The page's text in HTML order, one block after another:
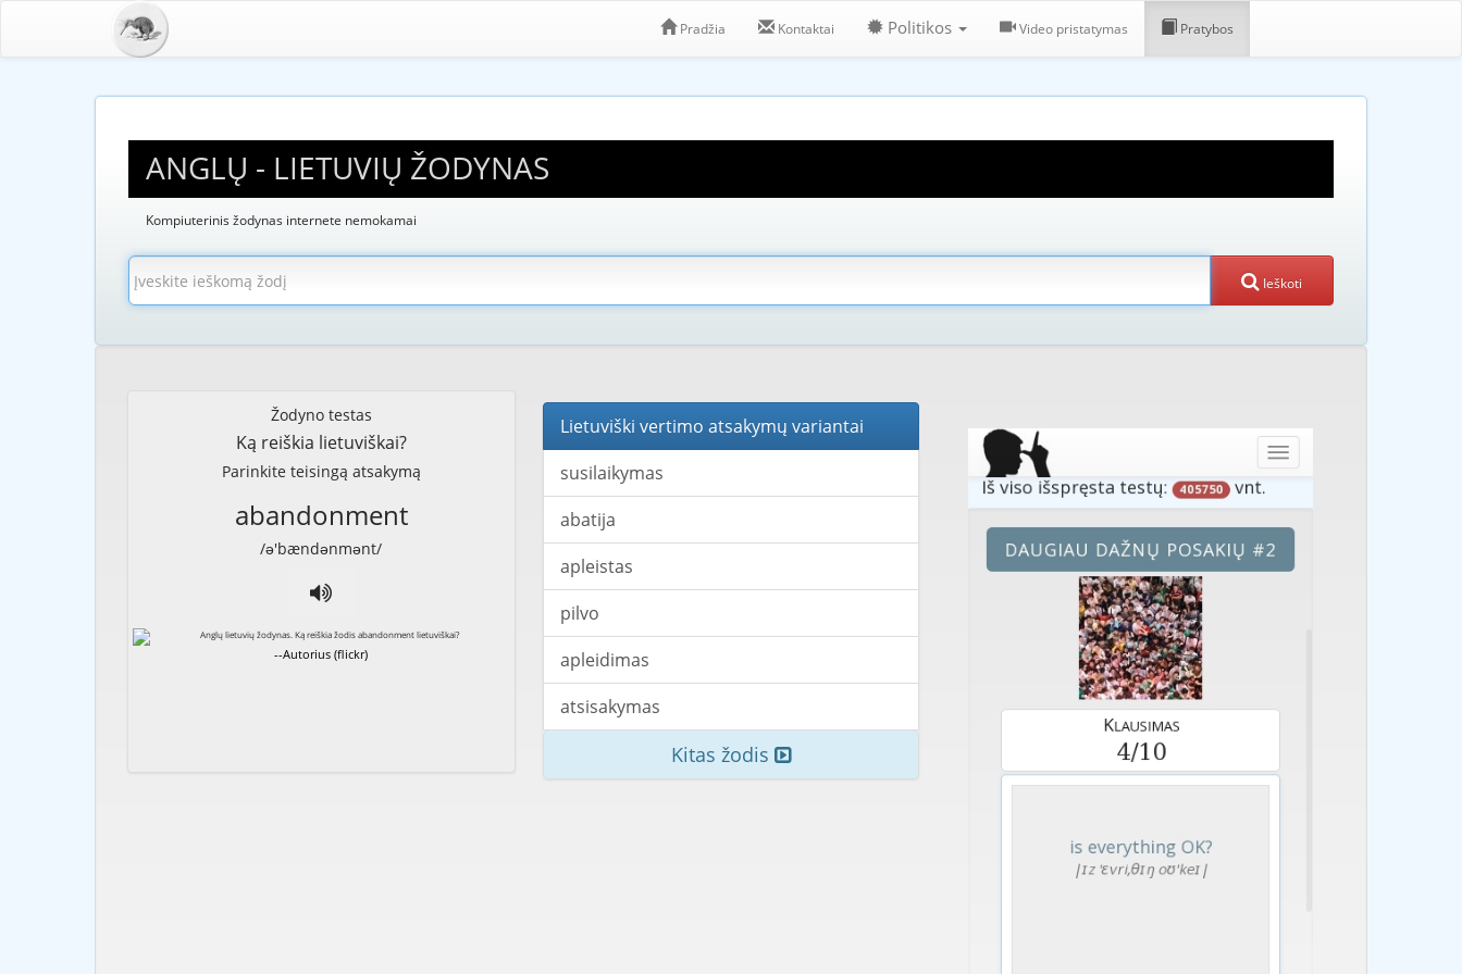
Pradžia Kontaktai Politikos Video pristatymas Pratybos
ANGLŲ - LIETUVIŲ ŽODYNAS
Kompiuterinis žodynas internete nemokamai
Ieškoti
Žodyno testas
Ką reiškia lietuviškai?
Parinkite teisingą atsakymą
abandonment
/ə'bændənmənt/
--Autorius (flickr)
Lietuviški vertimo atsakymų variantai
susilaikymas
abatija
apleistas
pilvo
apleidimas
atsisakymas
Kitas žodis